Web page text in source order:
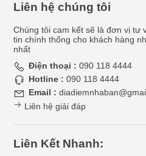
Liên hệ chúng tôi
Chúng tôi cam kết sẽ là đơn vị tư
tin chính thống cho khách hàng
nhất
Điện thoại : 090 118 4444
Hotline : 090 118 4444
Email :
Liên hệ giải đáp
Liên Kết Nhanh: